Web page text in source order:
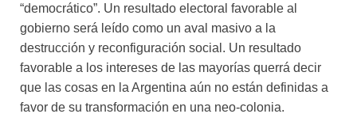
“democrático”. Un resultado electoral favorable al
gobierno será leído como un aval masivo a la
destrucción y reconfiguración social. Un resultado
favorable a los intereses de las mayorías querrá decir
que las cosas en la Argentina aún no están definidas a
favor de su transformación en una neo-colonia.